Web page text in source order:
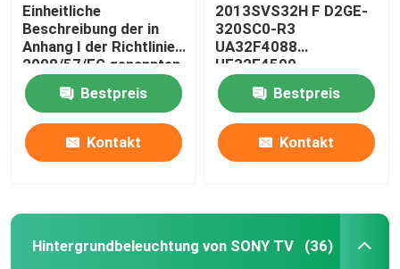
Einheitliche
Beschreibung der in
Anhang I der Richtlinie
2008/57/EG genannten
Anforderungen
Bestpreis
Kontakt
2013SVS32H F D2GE-
320SC0-R3
UA32F4088
UE32F4500
UE32F5300
Bestpreis
Kontakt
Hintergrundbeleuchtung von SONY TV (36)